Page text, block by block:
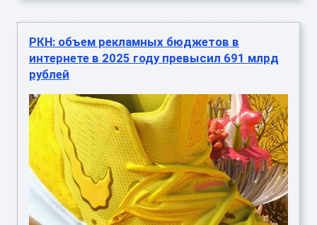
РКН: объем рекламных бюджетов в
интернете в 2025 году превысил 691 млрд
рублей